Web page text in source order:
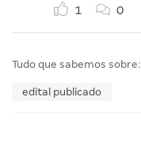
1 0
Tudo que sabemos sobre:
edital publicado